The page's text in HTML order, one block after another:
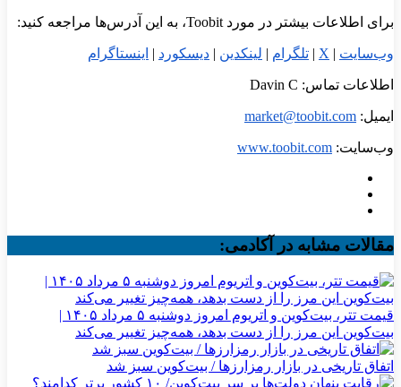
برای اطلاعات بیشتر در مورد Toobit، به این آدرس‌ها مراجعه کنید:
وبسایت |
X
| تلگرام | لینکدین | دیسکورد | اینستاگرام
اطلاعات تماس: Davin C
ایمیل: market@toobit.com
وب‌سایت: www.toobit.com
مقالات مشابه در آکادمی:
قیمت تتر، بیت‌کوین و اتریوم امروز دوشنبه ۵ مرداد ۱۴۰۵ |
بیت‌کوین این مرز را از دست بدهد، همه‌چیز تغییر می‌کند
اتفاق تاریخی در بازار رمزارزها / بیت‌کوین سبز شد